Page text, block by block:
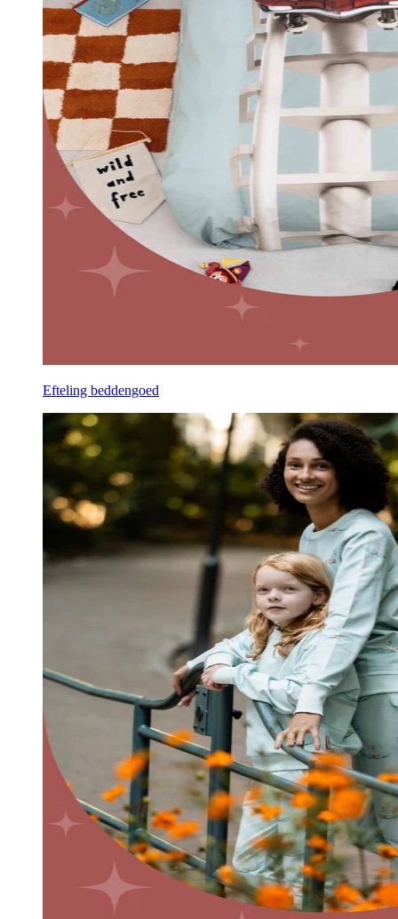
Efteling beddengoed